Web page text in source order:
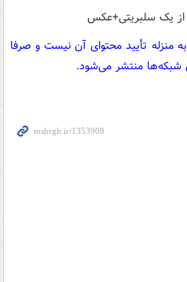
منزله تأیید محتوای آن نیست و صرفا
شبکه‌ها منتشر می‌شود.